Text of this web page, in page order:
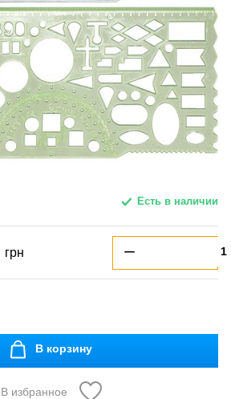
Есть в наличии
грн
В корзину
В избранное